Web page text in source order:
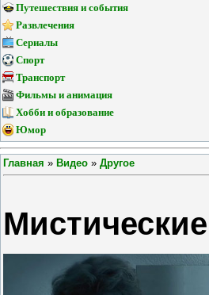
Путешествия и события
Развлечения
Сериалы
Спорт
Транспорт
Фильмы и анимация
Хобби и образование
Юмор
Главная » Видео » Другое